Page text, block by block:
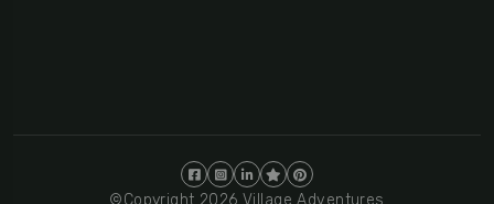
©Copyright 2026 Village Adventures